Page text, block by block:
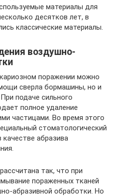
материалы для
десятков лет, в
классические материалы.
воздушно-
поражении можно
сверла бормашины, но и
подаче сильного
полное удаление
частицами. Во время этого
стоматологический
абразива
так, что при
пораженных тканей
абразивной обработки. Но